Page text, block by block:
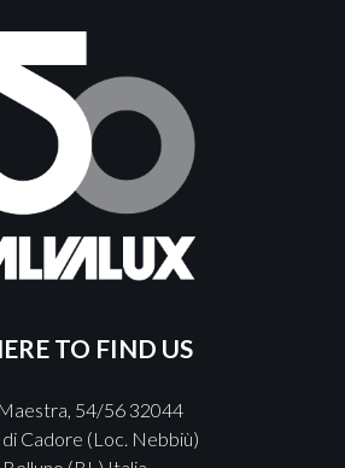
TO FIND US
54/56 32044
di Cadore (Loc. Nebbiù)